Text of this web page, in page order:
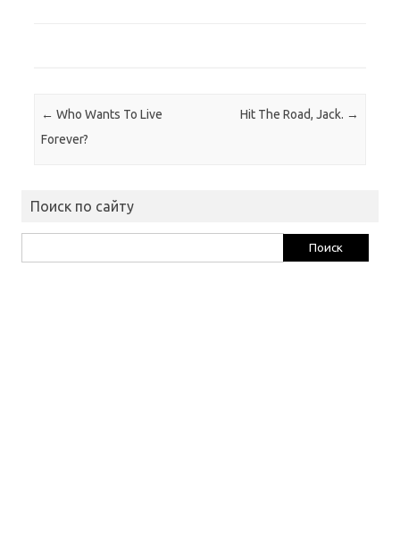
Навигация по записям
← Who Wants To Live
Forever?
Hit The Road, Jack. →
Поиск по сайту